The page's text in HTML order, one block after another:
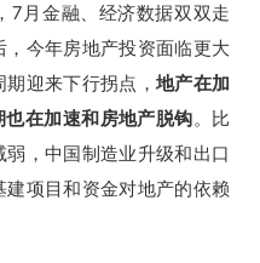
7月金融、经济数据双双走
今年房地产投资面临更大
期迎来下行拐点，地产在加
也在加速和房地产脱钩。 比
弱，中国制造业升级和出口
项目和资金对地产的依赖